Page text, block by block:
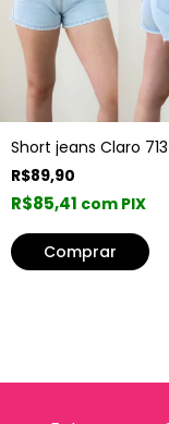
Short jeans Claro
R$89,90
R$85,41 com PIX
Comprar